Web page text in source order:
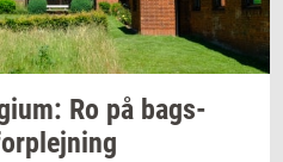
Ro på bags­